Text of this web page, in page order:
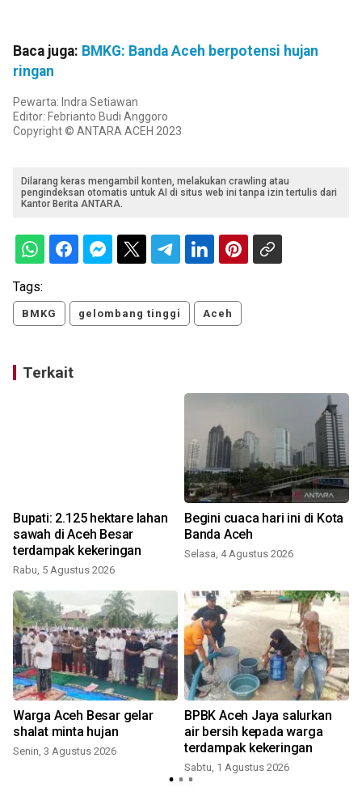
Baca juga: BMKG: Banda Aceh berpotensi hujan
ringan
Pewarta: Indra Setiawan
Editor: Febrianto Budi Anggoro
Copyright © ANTARA ACEH 2023
Dilarang keras mengambil konten, melakukan crawling atau
pengindeksan otomatis untuk AI di situs web ini tanpa izin tertulis dari
Kantor Berita ANTARA.
Tags:
BMKG gelombang tinggi Aceh
Terkait
Bupati: 2.125 hektare lahan
sawah di Aceh Besar
terdampak kekeringan
Rabu, 5 Agustus 2026
Begini cuaca hari ini di Kota
Banda Aceh
Selasa, 4 Agustus 2026
Warga Aceh Besar gelar
shalat minta hujan
Senin, 3 Agustus 2026
BPBK Aceh Jaya salurkan
air bersih kepada warga
terdampak kekeringan
Sabtu, 1 Agustus 2026